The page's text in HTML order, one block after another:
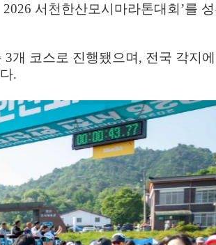
2026 서천한산모시마라톤대회’를
3개 코스로 진행됐으며, 전국 각지
.